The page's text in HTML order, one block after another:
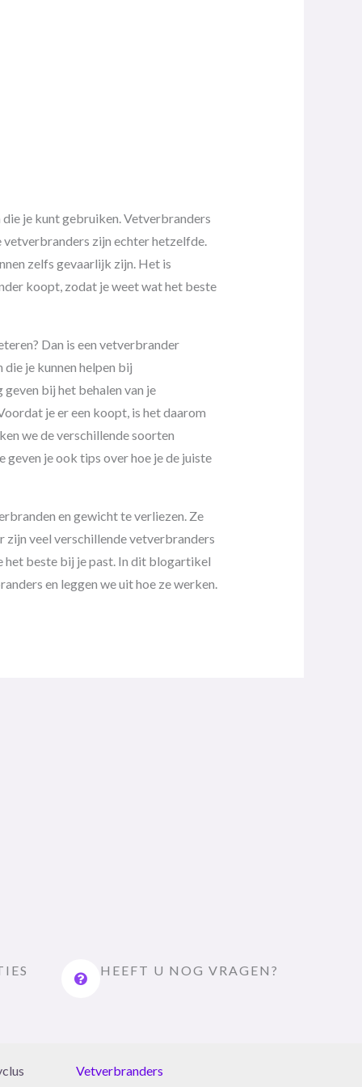
je kunt gebruiken. Vetverbranders
vetverbranders zijn echter hetzelfde.
zelfs gevaarlijk zijn. Het is
koopt, zodat je weet wat het beste
Dan is een vetverbrander
je kunnen helpen bij
bij het behalen van je
je er een koopt, is het daarom
we de verschillende soorten
je ook tips over hoe je de juiste
en gewicht te verliezen. Ze
veel verschillende vetverbranders
het beste bij je past. In dit blogartikel
en leggen we uit hoe ze werken.
HEEFT U NOG VRAGEN?
Vetverbranders